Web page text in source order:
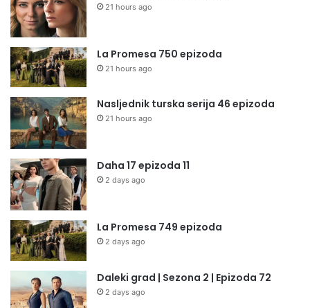
21 hours ago
La Promesa 750 epizoda
21 hours ago
Nasljednik turska serija 46 epizoda
21 hours ago
Daha 17 epizoda 11
2 days ago
La Promesa 749 epizoda
2 days ago
Daleki grad | Sezona 2 | Epizoda 72
2 days ago